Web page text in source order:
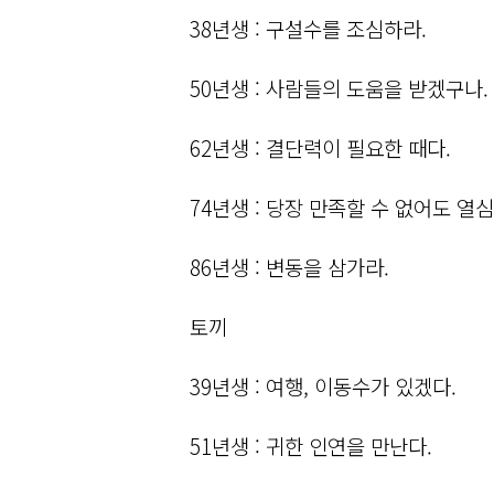
38년생 : 구설수를 조심하라.
50년생 : 사람들의 도움을 받겠구나.
62년생 : 결단력이 필요한 때다.
74년생 : 당장 만족할 수 없어도 열
86년생 : 변동을 삼가라.
토끼
39년생 : 여행, 이동수가 있겠다.
51년생 : 귀한 인연을 만난다.